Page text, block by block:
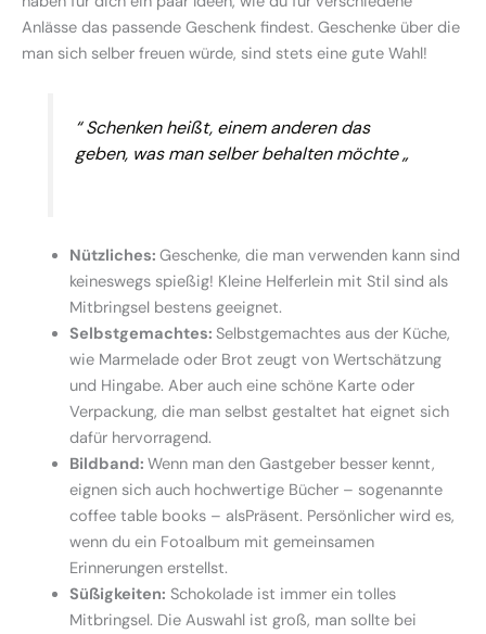
Anlässe das passende Geschenk findest. Geschenke über die
man sich selber freuen würde, sind stets eine gute Wahl!
“ Schenken heißt, einem anderen das
geben, was man selber behalten möchte „
Nützliches: Geschenke, die man verwenden kann sind
keineswegs spießig! Kleine Helferlein mit Stil sind als
Mitbringsel bestens geeignet.
Selbstgemachtes: Selbstgemachtes aus der Küche,
wie Marmelade oder Brot zeugt von Wertschätzung
und Hingabe. Aber auch eine schöne Karte oder
Verpackung, die man selbst gestaltet hat eignet sich
dafür hervorragend.
Bildband: Wenn man den Gastgeber besser kennt,
eignen sich auch hochwertige Bücher – sogenannte
coffee table books – alsPräsent. Persönlicher wird es,
wenn du ein Fotoalbum mit gemeinsamen
Erinnerungen erstellst.
Süßigkeiten: Schokolade ist immer ein tolles
Mitbringsel. Die Auswahl ist groß, man sollte bei